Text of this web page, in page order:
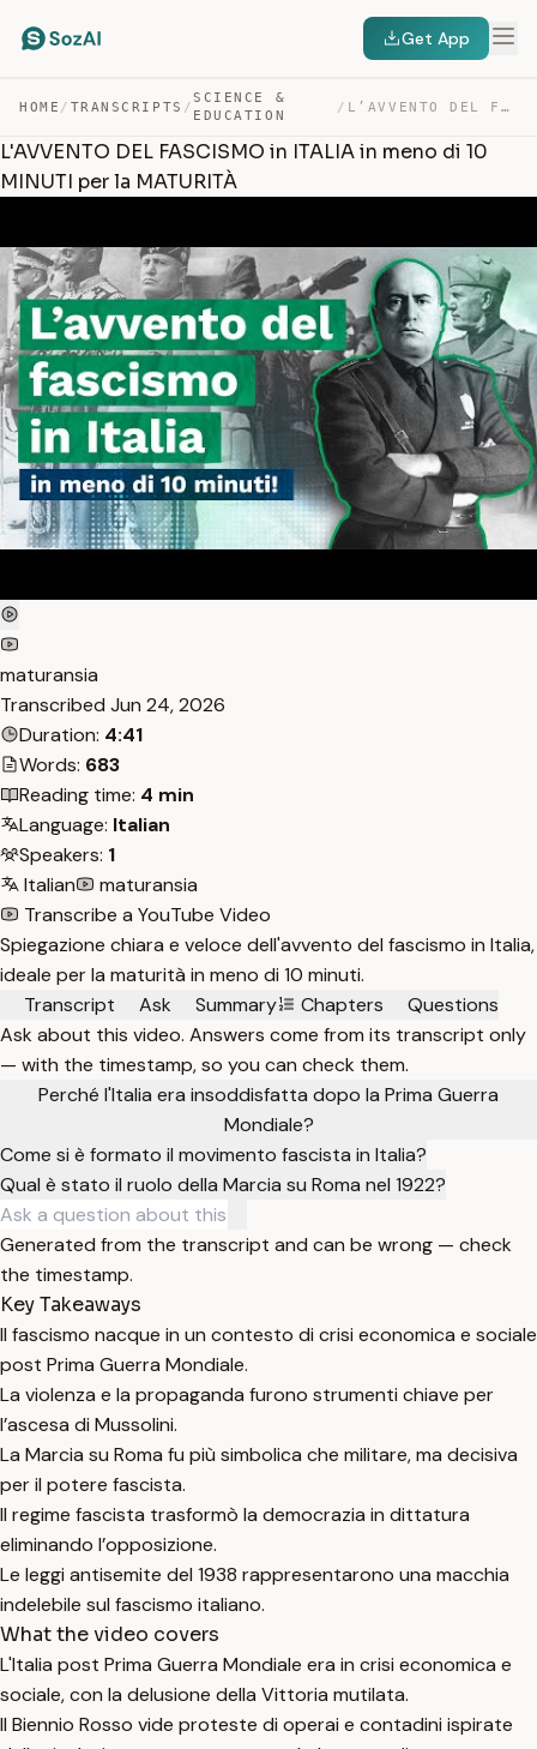
Get App
HOME / TRANSCRIPTS /
SCIENCE &
EDUCATION
/ L’AVVENTO DEL FASCISMO IN ITALIA IN MENO DI 10 MINUTI P… — TRANSCRIPT
L'AVVENTO DEL FASCISMO in ITALIA in meno di 10
MINUTI per la MATURITÀ
maturansia
Transcribed Jun 24, 2026
Duration: 4:41
Words: 683
Reading time: 4 min
Language: Italian
Speakers: 1
Italian
maturansia
Transcribe a YouTube Video
Spiegazione chiara e veloce dell'avvento del fascismo in Italia,
ideale per la maturità in meno di 10 minuti.
Transcript
Ask Summary Chapters
Questions
Ask about this video. Answers come from its transcript only
— with the timestamp, so you can check them.
Perché l'Italia era insoddisfatta dopo la Prima Guerra
Mondiale?
Come si è formato il movimento fascista in Italia?
Qual è stato il ruolo della Marcia su Roma nel 1922?
Generated from the transcript and can be wrong — check
the timestamp.
Key Takeaways
Il fascismo nacque in un contesto di crisi economica e sociale
post Prima Guerra Mondiale.
La violenza e la propaganda furono strumenti chiave per
l’ascesa di Mussolini.
La Marcia su Roma fu più simbolica che militare, ma decisiva
per il potere fascista.
Il regime fascista trasformò la democrazia in dittatura
eliminando l’opposizione.
Le leggi antisemite del 1938 rappresentarono una macchia
indelebile sul fascismo italiano.
What the video covers
L'Italia post Prima Guerra Mondiale era in crisi economica e
sociale, con la delusione della Vittoria mutilata.
Il Biennio Rosso vide proteste di operai e contadini ispirate